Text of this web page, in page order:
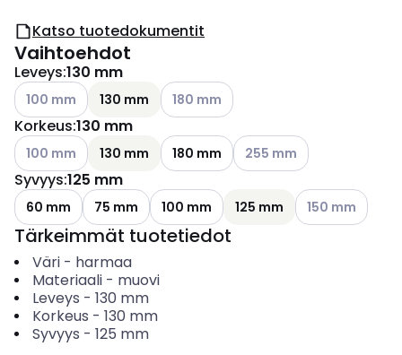
Katso tuotedokumentit
Vaihtoehdot
Leveys:130 mm
Katso käytettävissä olevat vaihtoehdot
100 mm 130 mm Katso käytettävissä olevat
180 mm
Korkeus:130 mm
Katso käytettävissä olevat vaihtoehdot
100 mm 130 mm 180 mm Katso käytettävissä
255 mm
Syvyys:125 mm
60 mm 75 mm 100 mm 125 mm Katso
150 mm
Tärkeimmät tuotetiedot
Väri- harmaa
Materiaali- muovi
Leveys - 130 mm
Korkeus - 130 mm
Syvyys - 125 mm